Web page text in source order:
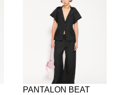
PANTALON BEAT